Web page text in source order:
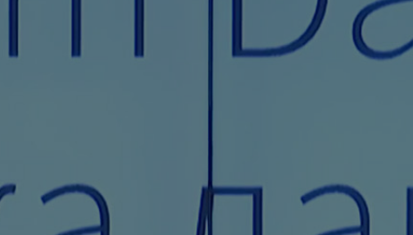
Марафоны
Рецепт продвинутой